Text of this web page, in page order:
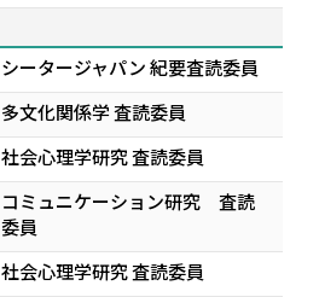
シータージャパン 紀要査読委員
多文化関係学 査読委員
社会心理学研究 査読委員
コミュニケーション研究 査読
委員
社会心理学研究 査読委員